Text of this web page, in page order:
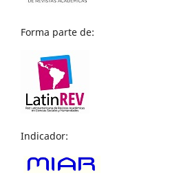
Forma parte de:
Indicador: